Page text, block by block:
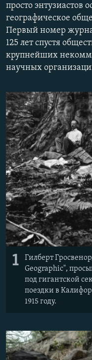
поискуЎЗБЕКЧА
ТОҶИКӢ
TÜRKMENÇE
Все сайты РСЕ/РС
просто энтузиастов
географическое
Первый номер
125 лет спустя
крупнейших
научных
1
Гилберт
Geographic",
под гигантской
поездки в
1915 году.